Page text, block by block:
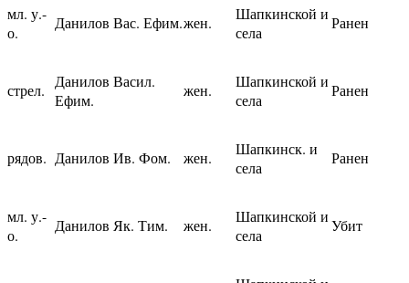
мл. у.-
о.
Данилов Вас. Ефим.жен.
Шапкинской и
села
Ранен
стрел. Данилов Васил.
Ефим.
жен.
Шапкинской и
села
Ранен
рядов. Данилов Ив. Фом. жен.
Шапкинск. и
села
Ранен
мл. у.-
о.
Данилов Як. Тим. жен.
Шапкинской и
села
Убит